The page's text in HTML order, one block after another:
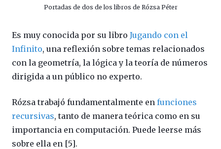
Portadas de dos de los libros de Rózsa Péter
Es muy conocida por su libro Jugando con el
Infinito, una reflexión sobre temas relacionados
con la geometría, la lógica y la teoría de números
dirigida a un público no experto.
Rózsa trabajó fundamentalmente en funciones
recursivas, tanto de manera teórica como en su
importancia en computación. Puede leerse más
sobre ella en [5].